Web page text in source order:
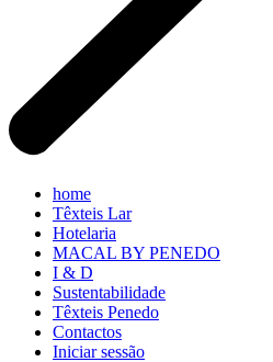
home
Têxteis Lar
Hotelaria
MACAL BY PENEDO
I & D
Sustentabilidade
Têxteis Penedo
Contactos
Iniciar sessão